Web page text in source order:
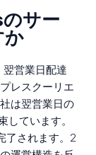
サー
か
営業日配達
レスクーリエ
は翌営業日の
ています。
了されます。2